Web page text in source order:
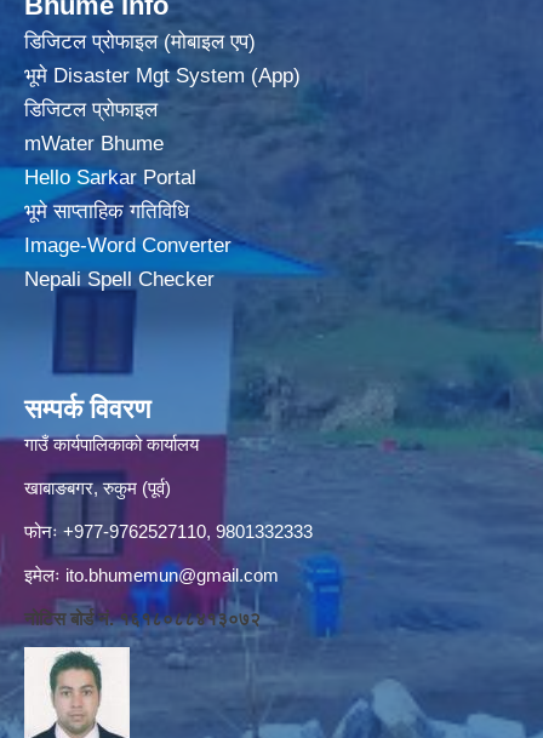
डिजिटल प्रोफाइल (मोबाइल एप)
भूमे Disaster Mgt System (App)
डिजिटल प्रोफाइल
mWater Bhume
Hello Sarkar Portal
भूमे साप्ताहिक गतिविधि
Image-Word Converter
Nepali Spell Checker
सम्पर्क विवरण
गाउँ कार्यपालिकाको कार्यालय
खाबाङबगर, रुकुम (पूर्व)
फोनः +977-9762527110, 9801332333
इमेलः ito.bhumemun@gmail.com
नोटिस बोर्ड नं. १६१८०८८४१३०७२